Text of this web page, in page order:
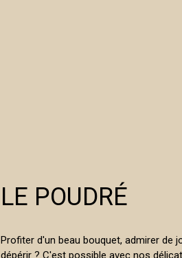
LE POUDRÉ
Profiter d'un beau bouquet, admirer de
dépérir ? C'est possible avec nos